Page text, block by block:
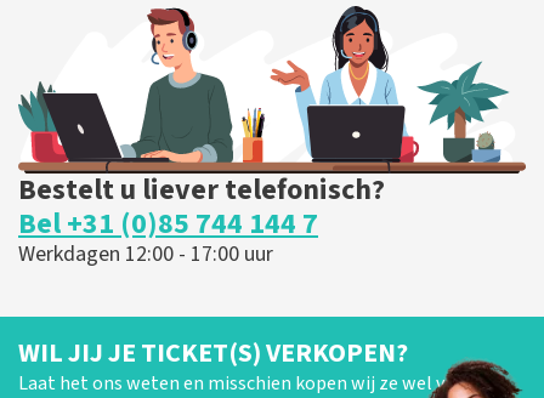
Bestelt u liever telefonisch?
Bel +31 (0)85 744 144 7
Werkdagen 12:00 - 17:00 uur
WIL JIJ JE TICKET(S) VERKOPEN?
Laat het ons weten en misschien kopen wij ze wel van je!